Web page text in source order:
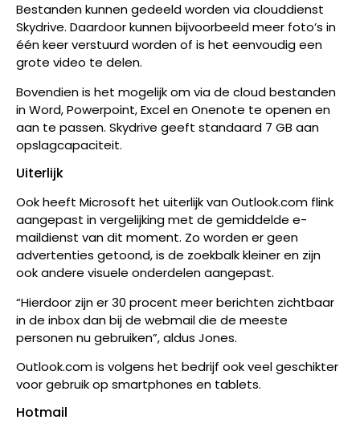
Bestanden kunnen gedeeld worden via clouddienst
Skydrive. Daardoor kunnen bijvoorbeeld meer foto’s in
één keer verstuurd worden of is het eenvoudig een
grote video te delen.
Bovendien is het mogelijk om via de cloud bestanden
in Word, Powerpoint, Excel en Onenote te openen en
aan te passen. Skydrive geeft standaard 7 GB aan
opslagcapaciteit.
Uiterlijk
Ook heeft Microsoft het uiterlijk van Outlook.com flink
aangepast in vergelijking met de gemiddelde e-
maildienst van dit moment. Zo worden er geen
advertenties getoond, is de zoekbalk kleiner en zijn
ook andere visuele onderdelen aangepast.
“Hierdoor zijn er 30 procent meer berichten zichtbaar
in de inbox dan bij de webmail die de meeste
personen nu gebruiken”, aldus Jones.
Outlook.com is volgens het bedrijf ook veel geschikter
voor gebruik op smartphones en tablets.
Hotmail